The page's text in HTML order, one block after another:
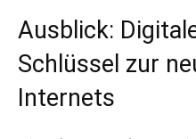
Ausblick:
Schlüssel zur
Internets